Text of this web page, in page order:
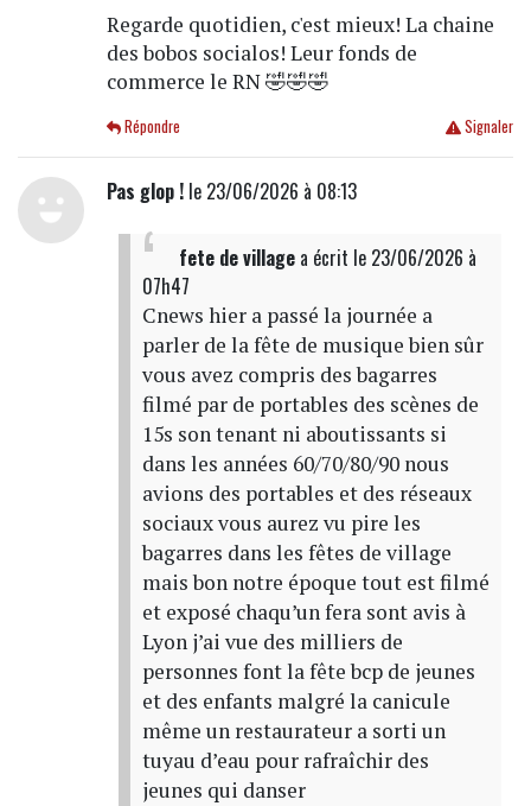
Regarde quotidien, c'est mieux! La chaine
des bobos socialos! Leur fonds de
commerce le RN 🤣🤣🤣
Signaler
Répondre
Pas glop !le 23/06/2026 à 08:13
fete de villagea écrit le 23/06/2026 à
07h47
Cnews hier a passé la journée a
parler de la fête de musique bien sûr
vous avez compris des bagarres
filmé par de portables des scènes de
15s son tenant ni aboutissants si
dans les années 60/70/80/90 nous
avions des portables et des réseaux
sociaux vous aurez vu pire les
bagarres dans les fêtes de village
mais bon notre époque tout est filmé
et exposé chaqu’un fera sont avis à
Lyon j’ai vue des milliers de
personnes font la fête bcp de jeunes
et des enfants malgré la canicule
même un restaurateur a sorti un
tuyau d’eau pour rafraîchir des
jeunes qui danser